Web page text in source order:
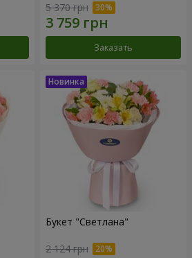
5 370 грн
Заказать
Букет "Светлана"
2 124 грн